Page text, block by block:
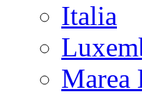
Italia
Marea